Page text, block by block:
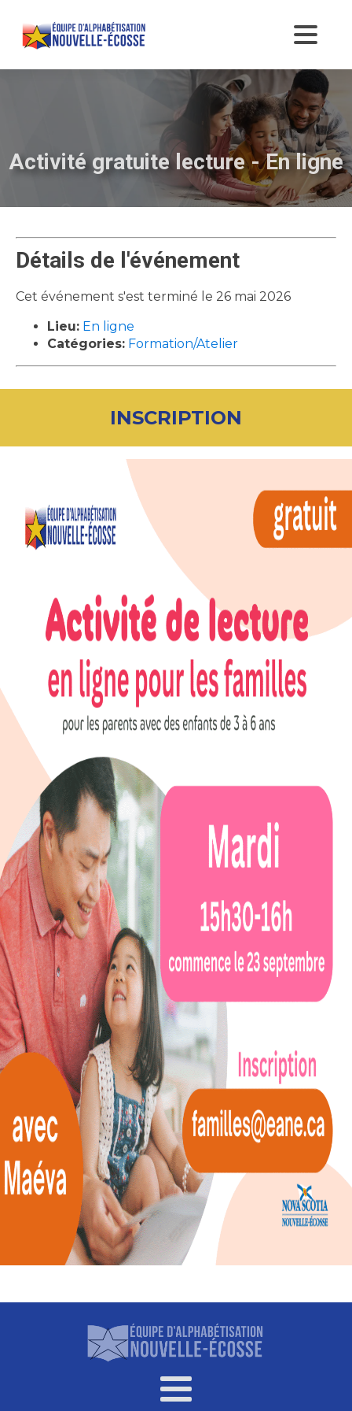
Activité gratuite lecture - En ligne
Détails de l'événement
Cet événement s'est terminé le 26 mai 2026
Lieu: En ligne
Catégories: Formation/Atelier
INSCRIPTION